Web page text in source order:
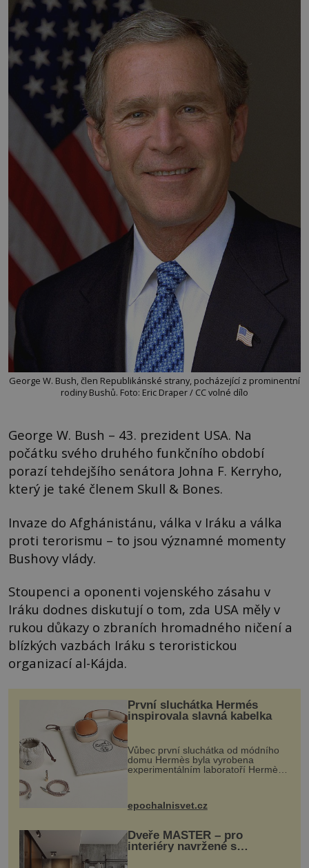
George W. Bush, člen Republikánské strany, pocházející z prominentní
rodiny Bushů. Foto: Eric Draper / CC volné dílo
George W. Bush – 43. prezident USA. Na
počátku svého druhého funkčního období
porazí tehdejšího senátora Johna F. Kerryho,
který je také členem Skull & Bones.
Invaze do Afghánistánu, válka v Iráku a válka
proti terorismu – to jsou významné momenty
Bushovy vlády.
Stoupenci a oponenti vojenského zásahu v
Iráku dodnes diskutují o tom, zda USA měly v
rukou důkazy o zbraních hromadného ničení a
blízkých vazbách Iráku s teroristickou
organizací al-Kájda.
První sluchátka Hermés
inspirovala slavná kabelka
Vůbec první sluchátka od módního
domu Hermès byla vyrobena
experimentálním laboratoří Hermès
kovový...
epochalnisvet.cz
Dveře MASTER – pro
interiéry navržené s
rozumem i vášní!